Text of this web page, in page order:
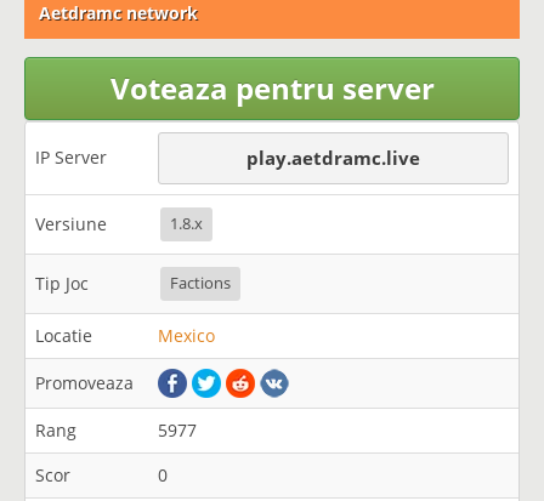
Aetdramc network
Voteaza pentru server
IP Server play.aetdramc.live
Versiune 1.8.x
Tip Joc Factions
Locatie Mexico
Promoveaza
Rang
5977
Scor
0